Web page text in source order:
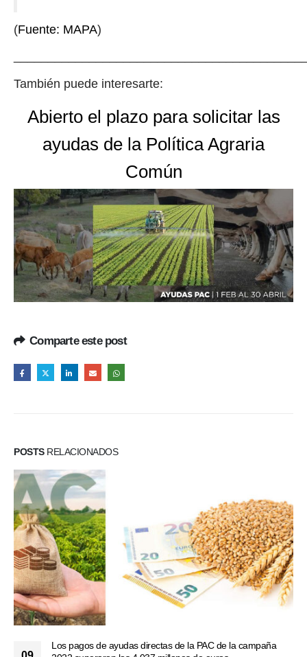
(Fuente: MAPA)
También puede interesarte:
Abierto el plazo para solicitar las
ayudas de la Política Agraria
Común
Comparte este post
POSTSRELACIONADOS
Los pagos de ayudas directas de la PAC de la campaña